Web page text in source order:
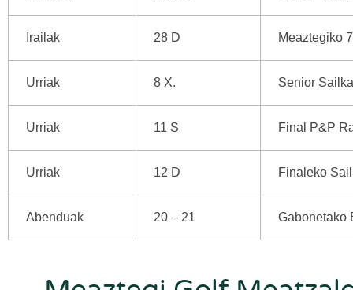
Irailak 28 D Meaztegiko
Urriak 8 X. Senior
Urriak 11 S Final P&P
Urriak 12 D Finaleko
Abenduak 20 – 21 Gabonetako